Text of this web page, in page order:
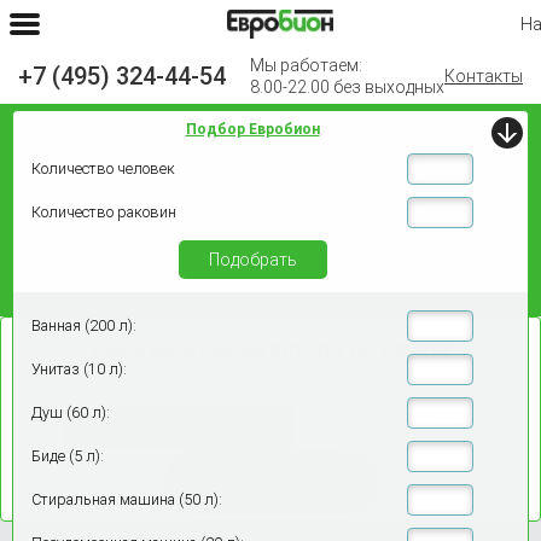
+7 (495) 324-44-54
Мы работаем:
8.00-22.00 без выходных
Контакты
Подбор Евробион
Количество человек
Количество раковин
Подобрать
Ванная (200 л):
Унитаз (10 л):
Душ (60 л):
Биде (5 л):
Стиральная машина (50 л):
ВСЕГДА НА СВЯЗИ!
+7 (495) 324-44-54